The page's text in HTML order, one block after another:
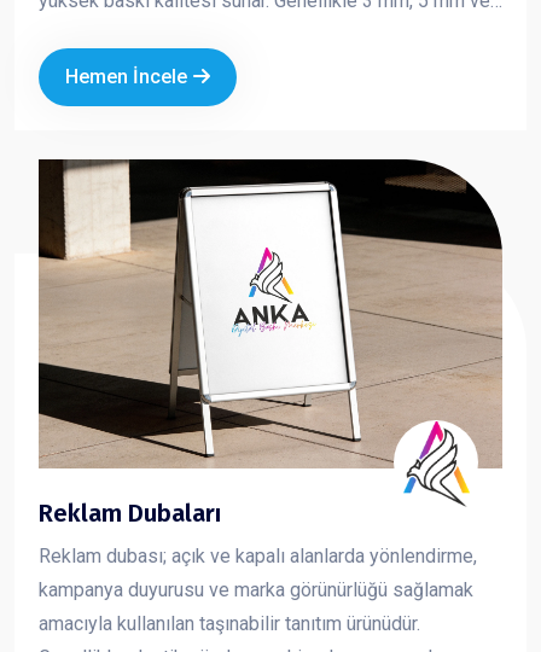
şekillendirilebilir bir yapıya sahiptir. Reklam ve tanıtım
çalışmalarında hem ekonomik hem de şık bir çözüm
ve profesyonel şekilde yansıtmanıza yardımcı olur.
Hemen İncele
Reklam Dubaları
Reklam dubası; açık ve kapalı alanlarda yönlendirme,
kampanya duyurusu ve marka görünürlüğü sağlamak
amacıyla kullanılan taşınabilir tanıtım ürünüdür.